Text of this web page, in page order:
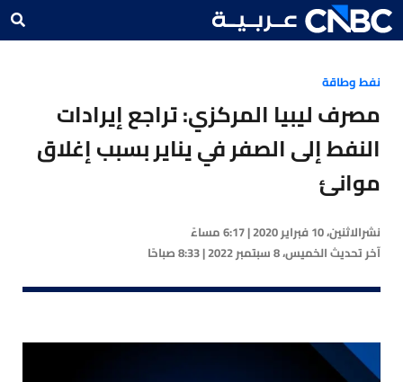
نفط وطاقة
مصرف ليبيا المركزي: تراجع إيرادات
النفط إلى الصفر في يناير بسبب إغلاق
موانئ
نشرالاثنين، 10 فبراير 2020 | 6:17 مساءً
آخر تحديثالخميس، 8 سبتمبر 2022 | 8:33 صباحًا